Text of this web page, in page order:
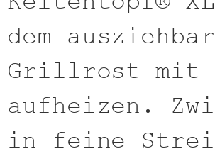
dem
Grillrost mit
aufheizen.
in feine